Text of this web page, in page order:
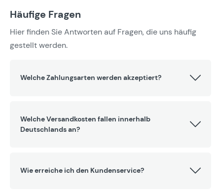
Häufige Fragen
Hier finden Sie Antworten auf Fragen, die uns häufig
gestellt werden.
Welche Zahlungsarten werden akzeptiert?
Welche Versandkosten fallen innerhalb
Deutschlands an?
Wie erreiche ich den Kundenservice?